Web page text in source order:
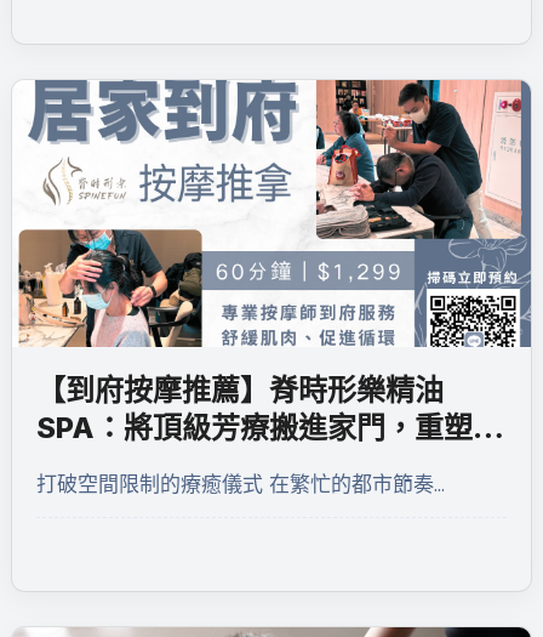
【到府按摩推薦】脊時形樂精油
SPA：將頂級芳療搬進家門，重塑身
心的深層對話
打破空間限制的療癒儀式 在繁忙的都市節奏…